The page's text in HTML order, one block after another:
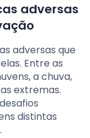
adversas
adversas que
Entre as
a chuva,
extremas.
distintas